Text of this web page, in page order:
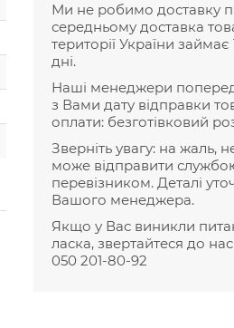
Ми не робимо доставку
середньому доставка
території України
дні.
Наші менеджери
з Вами дату відправки
оплати: безготівковий
Зверніть увагу: на жаль,
може відправити
перевізником. Деталі
Вашого менеджера.
Якщо у Вас виникли
ласка, звертайтеся до
050 201-80-92